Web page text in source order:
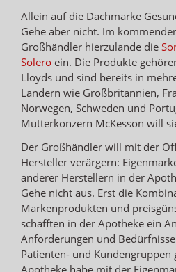
Allein auf die Dachmarke
Gehe aber nicht. Im
Großhändler hierzulande die
Solero ein. Die Produkte
Lloyds und sind bereits in
Ländern wie Großbritannien,
Norwegen, Schweden und
Mutterkonzern McKesson will
Der Großhändler will mit der
Hersteller verärgern:
anderer Herstellern in der
Gehe nicht aus. Erst die
Markenprodukten und
schafften in der Apotheke ein
Anforderungen und
Patienten- und Kundengruppen
Apotheke habe mit der